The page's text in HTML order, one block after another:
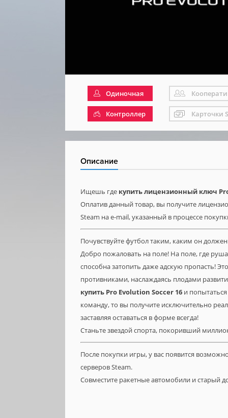
Одиночная
Контроллер Карточки
Описание
Ищешь где купить лицензионный ключ
Оплатив данный товар, вы получите
Steam на e-mail, указанный в процессе
Почувствуйте футбол таким, каким он
Добро пожаловать на поле! На поле, где
способна затопить даже адскую пропасть!
противниками, наслаждаясь плодами
купить Pro Evolution Soccer 16 и
команду, то вы получите исключительно
заставляя оставаться в форме всегда!
Станьте звездой спорта, покоривший
После покупки игры, у вас появится
серверов Steam.
Совместите ракетные автомобили и старый